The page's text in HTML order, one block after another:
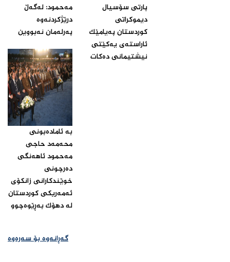
پارتی سۆسیال
دیموكراتی
كوردستان په‌یامێك
ئاراسته‌ی یه‌كێتی
نیشتیمانی ده‌كات‌
مه‌حمود: له‌گه‌ڵ
درێژكردنه‌وه‌
په‌رله‌مان نه‌بووین‌
بە ئامادەبونی
محەمەد حاجی
مەحمود ئاهەنگی
دەرچونی
خوێندکارانی زانکۆی
ئەمەریکی کوردستان
لە دهۆک بەڕێوەچوو‌
گەڕانەوە بۆ سەرەوە